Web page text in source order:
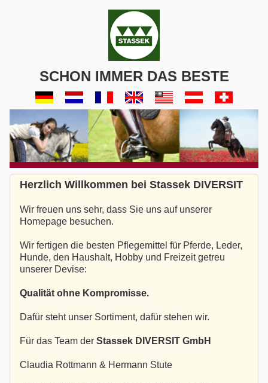
SCHON IMMER DAS BESTE
Herzlich Willkommen bei Stassek DIVERSIT
Wir freuen uns sehr, dass Sie uns auf unserer
Homepage besuchen.
Wir fertigen die besten Pflegemittel für Pferde, Leder,
Hunde, den Haushalt, Hobby und Freizeit getreu
unserer Devise:
Qualität ohne Kompromisse.
Dafür steht unser Sortiment, dafür stehen wir.
Für das Team der Stassek DIVERSIT GmbH
Claudia Rottmann & Hermann Stute